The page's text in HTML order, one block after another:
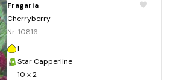
Fragaria
Cherryberry
Nr. 10816
I
Star Capperline
10 x 2